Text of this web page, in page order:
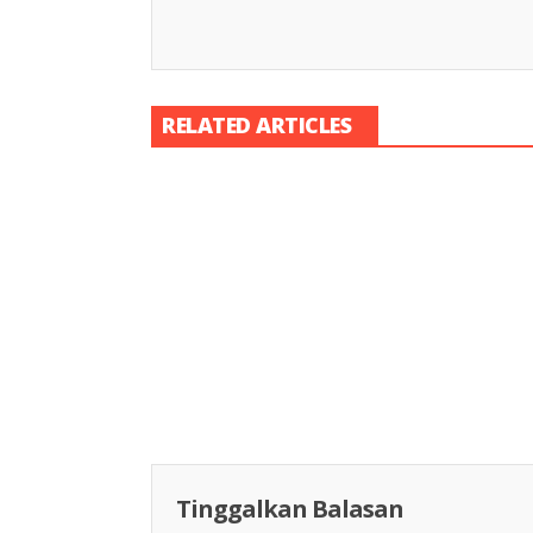
RELATED ARTICLES
Tinggalkan Balasan